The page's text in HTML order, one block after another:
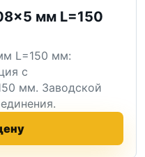
мм L=150
L=150 мм:
с
мм. Заводской